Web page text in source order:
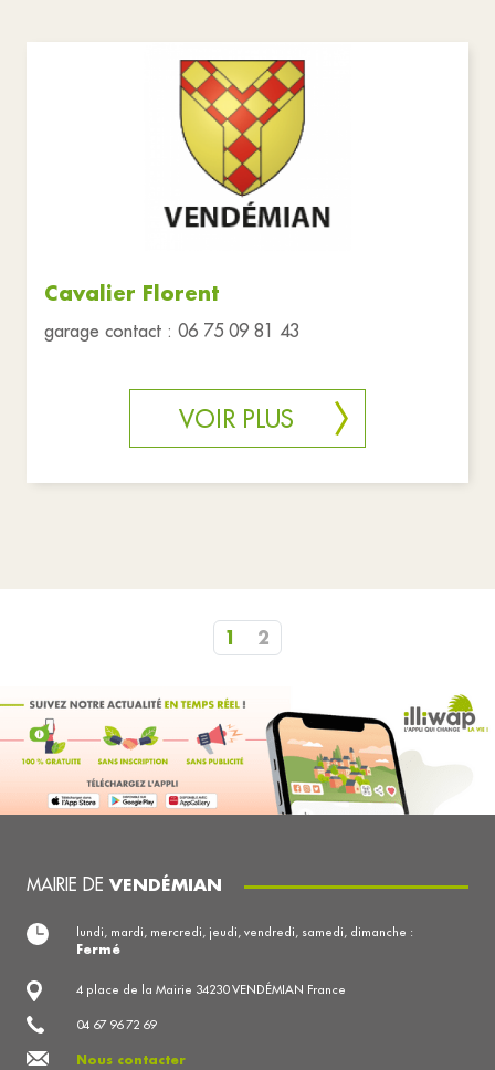
Cavalier Florent
garage contact : 06 75 09 81 43
VOIR PLUS
1 2
MAIRIE DE VENDÉMIAN
4 place de la Mairie 34230 VENDÉMIAN France
04 67 96 72 69
Nous contacter
lundi, mardi, mercredi, jeudi, vendredi, samedi, dimanche :
Fermé